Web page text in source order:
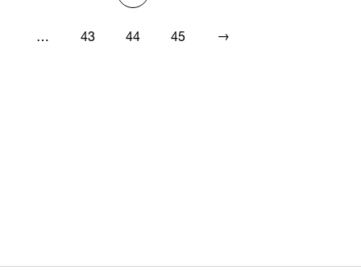
… 43 44 45 →